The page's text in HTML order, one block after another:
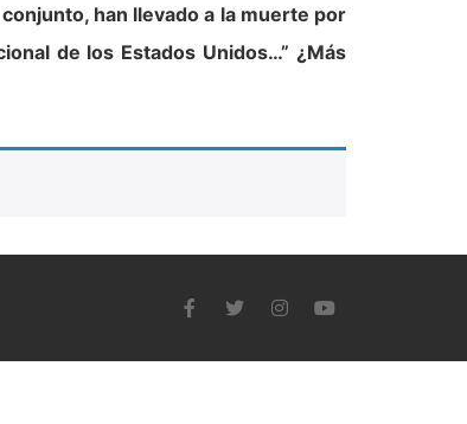
han llevado a la muerte por
de los Estados Unidos…” ¿Más